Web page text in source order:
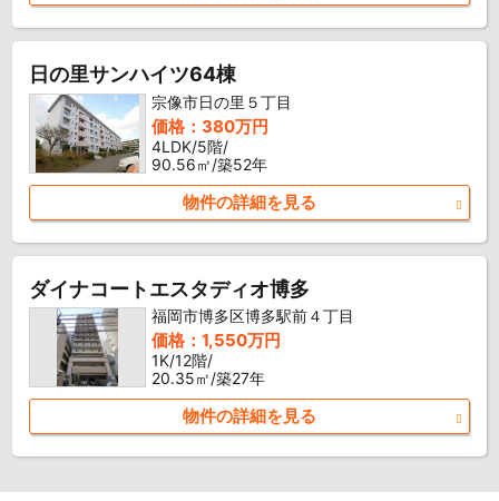
日の里サンハイツ64棟
宗像市日の里５丁目
価格：380万円
4LDK/5階/
90.56㎡/築52年
物件の詳細を見る
ダイナコートエスタディオ博多
福岡市博多区博多駅前４丁目
価格：1,550万円
1K/12階/
20.35㎡/築27年
物件の詳細を見る